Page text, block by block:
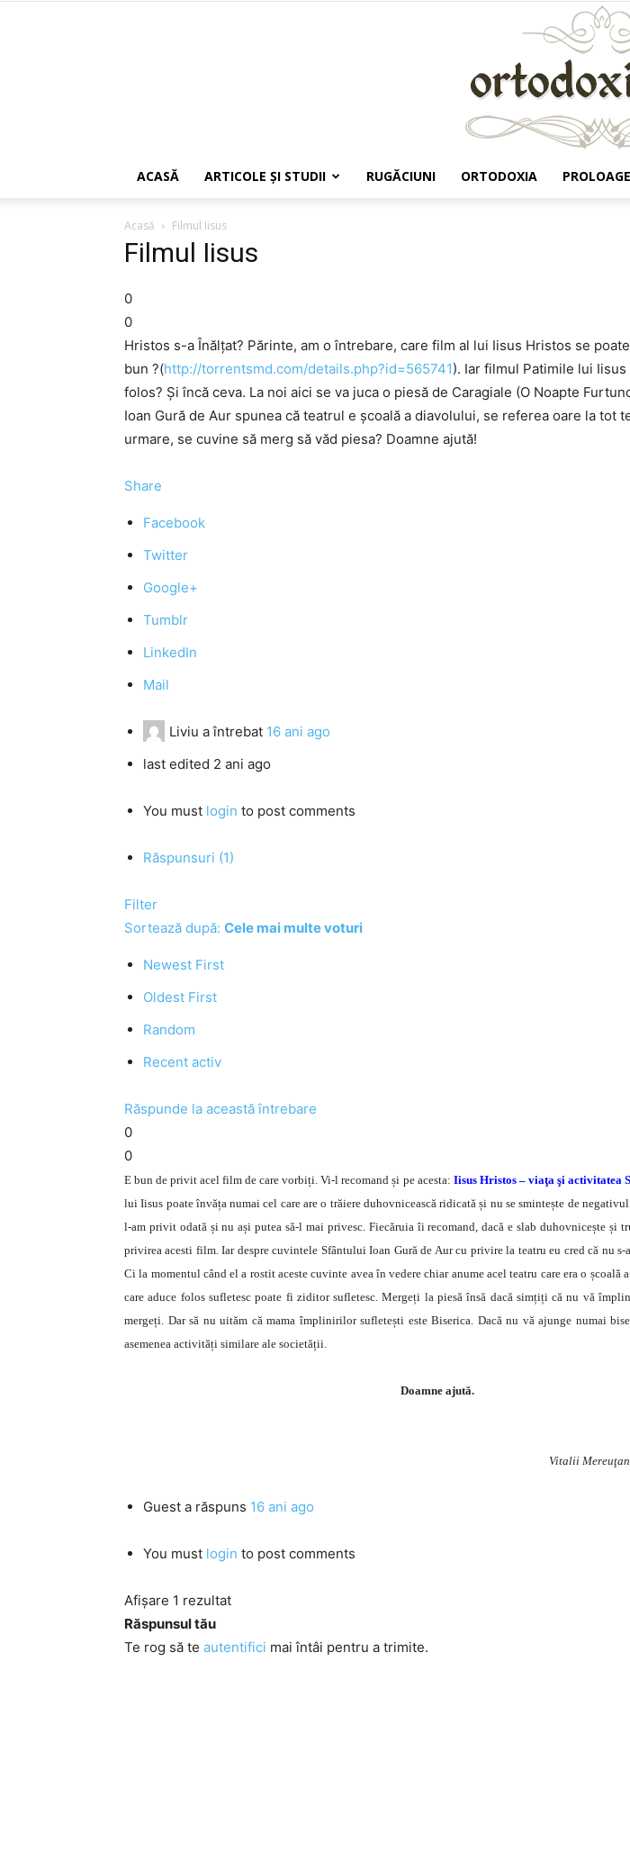
ACASĂ ARTICOLE ŞI STUDII RUGĂCIUNI ORTODOXIA PROLOAGE
Acasă Filmul Iisus
Filmul Iisus
0
0
Hristos s-a Înălţat? Părinte, am o întrebare, care film al lui Iisus Hristos se
bun ?(http://torrentsmd.com/details.php?id=565741). Iar filmul Patimile lui
folos? Şi încă ceva. La noi aici se va juca o piesă de Caragiale (O Noapte
Ioan Gură de Aur spunea că teatrul e şcoală a diavolului, se referea oare la tot
urmare, se cuvine să merg să văd piesa? Doamne ajută!
Share
Facebook
Twitter
Google+
Tumblr
LinkedIn
Mail
Liviu a întrebat 16 ani ago
last edited 2 ani ago
You must login to post comments
Răspunsuri (1)
Filter
Sortează după: Cele mai multe voturi
Newest First
Oldest First
Random
Recent activ
Răspunde la această întrebare
0
0
E bun de privit acel film de care vorbiți. Vi-l recomand și pe acesta: Iisus Hristos – viaţa şi activitatea
lui Iisus poate învăța numai cel care are o trăiere duhovnicească ridicată și nu se smintește de
l-am privit odată și nu ași putea să-l mai privesc. Fiecăruia îi recomand, dacă e slab duhovnicește și
privirea acesti film. Iar despre cuvintele Sfântului Ioan Gură de Aur cu privire la teatru eu cred că nu
Ci la momentul când el a rostit aceste cuvinte avea în vedere chiar anume acel teatru care era o școală
care aduce folos sufletesc poate fi ziditor sufletesc. Mergeți la piesă însă dacă simțiți că nu vă
mergeți. Dar să nu uităm că mama împlinirilor sufletești este Biserica. Dacă nu vă ajunge numai
asemenea activități similare ale societății.
Doamne ajută.
Vitalii
Guest a răspuns 16 ani ago
You must login to post comments
Afișare 1 rezultat
Răspunsul tău
Te rog să te autentifici mai întâi pentru a trimite.